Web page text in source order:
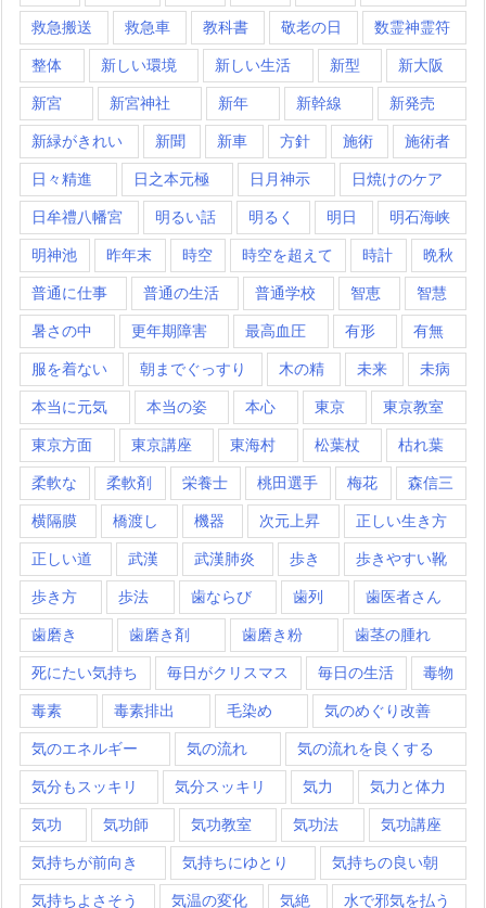
救急搬送 救急車 教科書 敬老の日 数霊神霊符
整体 新しい環境 新しい生活 新型 新大阪
新宮 新宮神社 新年 新幹線 新発売
新緑がきれい 新聞 新車 方針 施術 施術者
日々精進 日之本元極 日月神示 日焼けのケア
日牟禮八幡宮 明るい話 明るく 明日 明石海峡
明神池 昨年末 時空 時空を超えて 時計 晩秋
普通に仕事 普通の生活 普通学校 智恵 智慧
暑さの中 更年期障害 最高血圧 有形 有無
服を着ない 朝までぐっすり 木の精 未来 未病
本当に元気 本当の姿 本心 東京 東京教室
東京方面 東京講座 東海村 松葉杖 枯れ葉
柔軟な 柔軟剤 栄養士 桃田選手 梅花 森信三
横隔膜 橋渡し 機器 次元上昇 正しい生き方
正しい道 武漢 武漢肺炎 歩き 歩きやすい靴
歩き方 歩法 歯ならび 歯列 歯医者さん
歯磨き 歯磨き剤 歯磨き粉 歯茎の腫れ
死にたい気持ち 毎日がクリスマス 毎日の生活 毒物
毒素 毒素排出 毛染め 気のめぐり改善
気のエネルギー 気の流れ 気の流れを良くする
気分もスッキリ 気分スッキリ 気力 気力と体力
気功 気功師 気功教室 気功法 気功講座
気持ちが前向き 気持ちにゆとり 気持ちの良い朝
気持ちよさそう 気温の変化 気絶 水で邪気を払う